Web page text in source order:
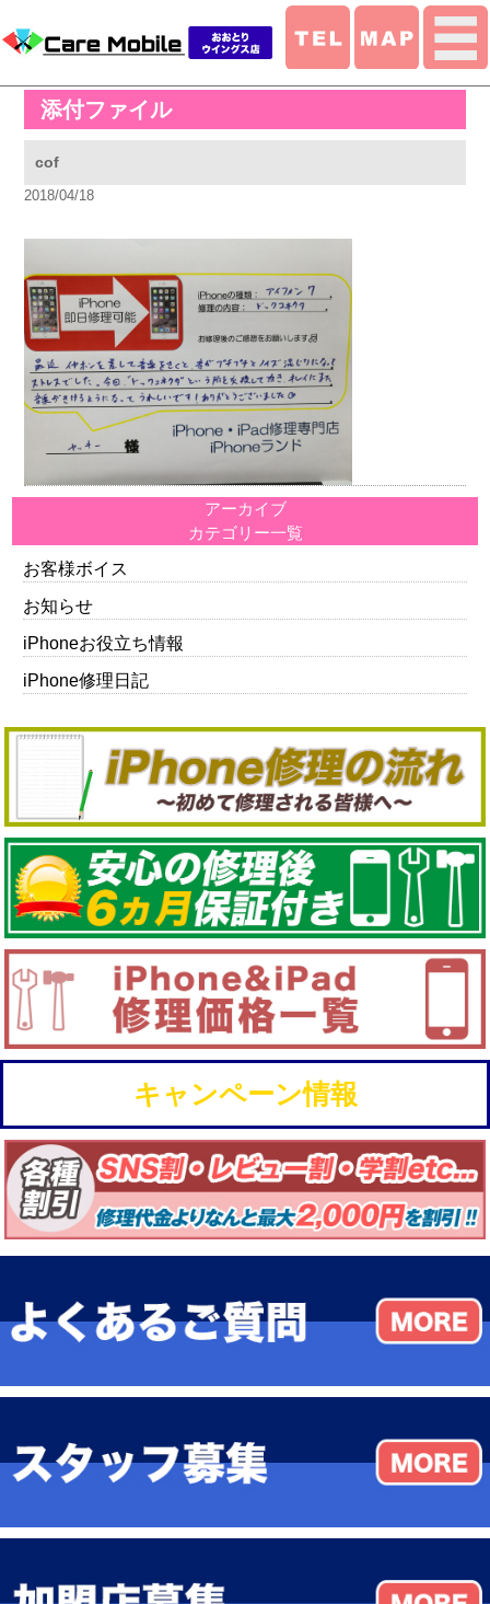
添付ファイル
cof
2018/04/18
アーカイブ
カテゴリー一覧
お客様ボイス
お知らせ
iPhoneお役立ち情報
iPhone修理日記
キャンペーン情報